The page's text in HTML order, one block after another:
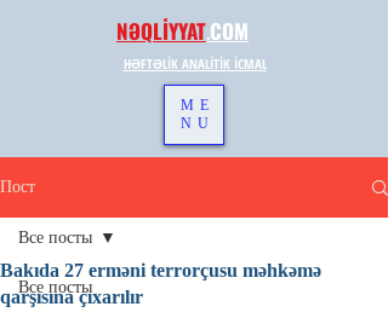
NƏQLİYYAT.COM
HƏFTƏLİK ANALİTİK İCMAL
ME
NU
Пост
Все посты
Все посты
Bakıda 27 erməni terrorçusu məhkəmə
qarşısına çıxarılır